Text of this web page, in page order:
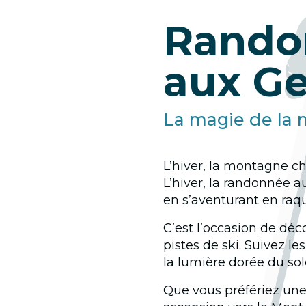
aux
La magie de la
L’hiver, la montagne
L’hiver, la randonnée
en s’aventurant en
C’est l’occasion de
pistes de ski. Suivez
la lumière dorée du
Que vous préfériez